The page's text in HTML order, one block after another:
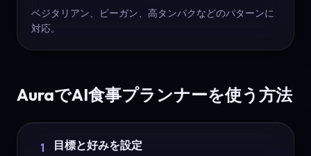
ベジタリアン、ビーガン、高タンパクなどのパターンに
対応。
AuraでAI食事プランナーを使う方法
1 目標と好みを設定